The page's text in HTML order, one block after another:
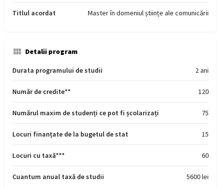
Titlul acordat Master în domeniul științe ale comunicării
Detalii program
Durata programului de studii 2 ani
Număr de credite** 120
Numărul maxim de studenți ce pot fi școlarizați 75
Locuri finanțate de la bugetul de stat 15
Locuri cu taxă*** 60
Cuantum anual taxă de studii 5600 lei